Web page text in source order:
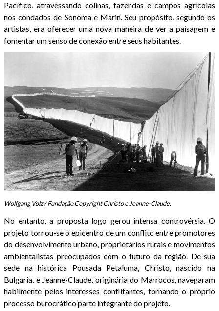
Pacífico, atravessando colinas, fazendas e campos agrícolas
nos condados de Sonoma e Marin. Seu propósito, segundo os
artistas, era oferecer uma nova maneira de ver a paisagem e
fomentar um senso de conexão entre seus habitantes.
Wolfgang Volz / Fundação Copyright Christo e Jeanne-Claude.
No entanto, a proposta logo gerou intensa controvérsia. O
projeto tornou-se o epicentro de um conflito entre promotores
do desenvolvimento urbano, proprietários rurais e movimentos
ambientalistas preocupados com o futuro da região. De sua
sede na histórica Pousada Petaluma, Christo, nascido na
Bulgária, e Jeanne-Claude, originária do Marrocos, navegaram
habilmente pelos interesses conflitantes, tornando o próprio
processo burocrático parte integrante do projeto.